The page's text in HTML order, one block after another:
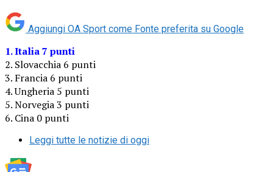
Aggiungi OA Sport come Fonte preferita su Google
1. Italia 7 punti
2. Slovacchia 6 punti
3. Francia 6 punti
4. Ungheria 5 punti
5. Norvegia 3 punti
6. Cina 0 punti
Leggi tutte le notizie di oggi